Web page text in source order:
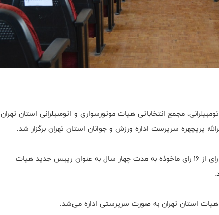
مجمع انتخاباتی هیات موتورسواری و اتومبیلرانی استان تهران
پریچهره سرپرست اداره ورزش و جوانان استان تهران برگزار شد.
در پایان این انتخابات مهرداد همتیان با کسب 14 رای از 16 رای ماخوذه به مدت چهار سال به عنوان رییس جدید هیات